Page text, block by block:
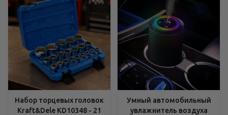
Набор торцевых головок
Kraft&Dele KD10348 - 21
Умный автомобильный
увлажнитель воздуха